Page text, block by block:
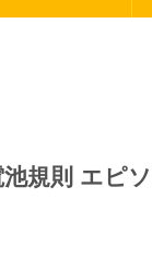
池規則 エ